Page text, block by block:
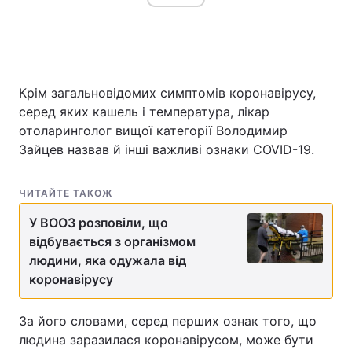
Головна Війна
Україна Політика
Економіка
Спорт
Техно і зв'язок
Зброя
Здоров'я Туризм
Крім загальновідомих симптомів коронавірусу,
серед яких кашель і температура, лікар
отоларинголог вищої категорії Володимир
Зайцев назвав й інші важливі ознаки COVID-19.
ЧИТАЙТЕ ТАКОЖ
У ВООЗ розповіли, що
відбувається з організмом
людини, яка одужала від
коронавірусу
За його словами, серед перших ознак того, що
людина заразилася коронавірусом, може бути